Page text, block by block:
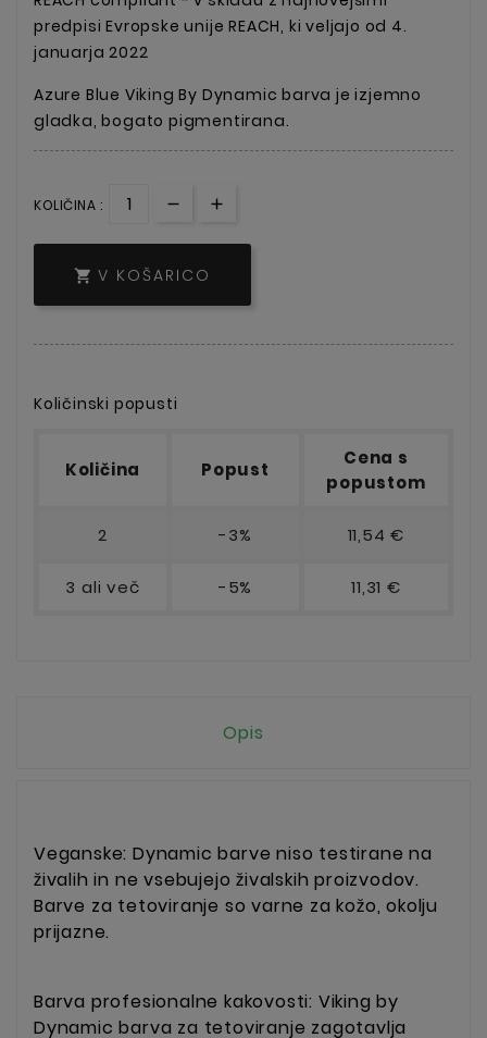
predpisi Evropske unije REACH, ki veljajo od 4.
januarja 2022
Azure Blue Viking By Dynamic barva je izjemno
gladka, bogato pigmentirana.
KOLIČINA :
 V KOŠARICO
Količinski popusti
Količina Popust
Cena s
popustom
2 -3% 11,54 €
3 ali več -5% 11,31 €
Opis
Veganske: Dynamic barve niso testirane na
živalih in ne vsebujejo živalskih proizvodov.
Barve za tetoviranje so varne za kožo, okolju
prijazne.
Barva profesionalne kakovosti: Viking by
Dynamic barva za tetoviranje zagotavlja